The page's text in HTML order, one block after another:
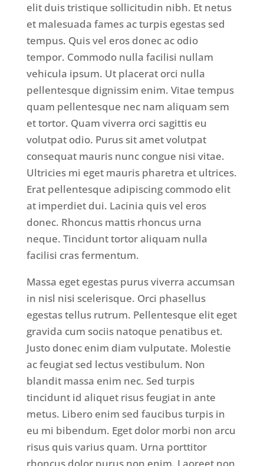
elit duis tristique sollicitudin nibh. Et netus
et malesuada fames ac turpis egestas sed
tempus. Quis vel eros donec ac odio
tempor. Commodo nulla facilisi nullam
vehicula ipsum. Ut placerat orci nulla
pellentesque dignissim enim. Vitae tempus
quam pellentesque nec nam aliquam sem
et tortor. Quam viverra orci sagittis eu
volutpat odio. Purus sit amet volutpat
consequat mauris nunc congue nisi vitae.
Ultricies mi eget mauris pharetra et ultrices.
Erat pellentesque adipiscing commodo elit
at imperdiet dui. Lacinia quis vel eros
donec. Rhoncus mattis rhoncus urna
neque. Tincidunt tortor aliquam nulla
facilisi cras fermentum.
Massa eget egestas purus viverra accumsan
in nisl nisi scelerisque. Orci phasellus
egestas tellus rutrum. Pellentesque elit eget
gravida cum sociis natoque penatibus et.
Justo donec enim diam vulputate. Molestie
ac feugiat sed lectus vestibulum. Non
blandit massa enim nec. Sed turpis
tincidunt id aliquet risus feugiat in ante
metus. Libero enim sed faucibus turpis in
eu mi bibendum. Eget dolor morbi non arcu
risus quis varius quam. Urna porttitor